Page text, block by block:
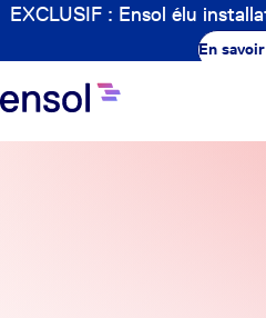
EXCLUSIF : Ensol élu
En